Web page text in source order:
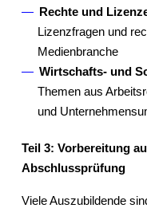
Rechte und
Lizenzfragen und
Medienbranche
Wirtschafts- und
Themen aus
und
Teil 3: Vorbereitung
Abschlussprüfung
Viele Auszubildende